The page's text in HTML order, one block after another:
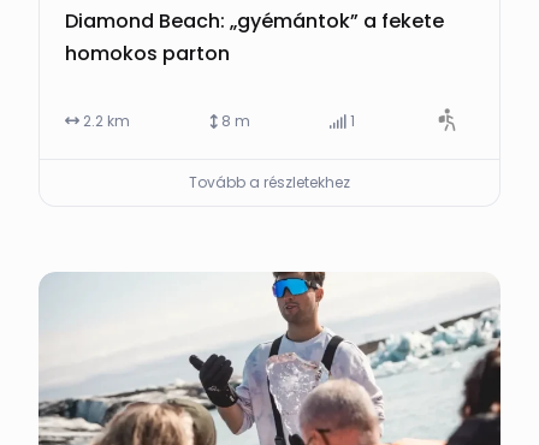
Diamond Beach: „gyémántok” a fekete
homokos parton
2.2 km 8 m 1
Tovább a részletekhez